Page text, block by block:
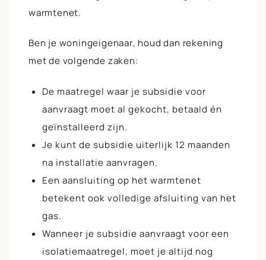
warmtenet.
Ben je woningeigenaar, houd dan rekening
met de volgende zaken:
De maatregel waar je subsidie voor
aanvraagt moet al gekocht, betaald én
geïnstalleerd zijn.
Je kunt de subsidie uiterlijk 12 maanden
na installatie aanvragen.
Een aansluiting op het warmtenet
betekent ook volledige afsluiting van het
gas.
Wanneer je subsidie aanvraagt voor een
isolatiemaatregel, moet je altijd nog